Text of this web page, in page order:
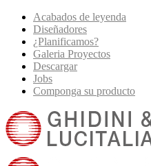
Acabados de leyenda
Diseñadores
¿Planificamos?
Galeria Proyectos
Descargar
Jobs
Componga su producto